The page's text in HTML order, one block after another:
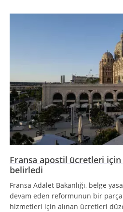
Fransa apostil ücretleri
belirledi
Fransa Adalet Bakanlığı, belge
devam eden reformunun bir
hizmetleri için alınan ücretleri